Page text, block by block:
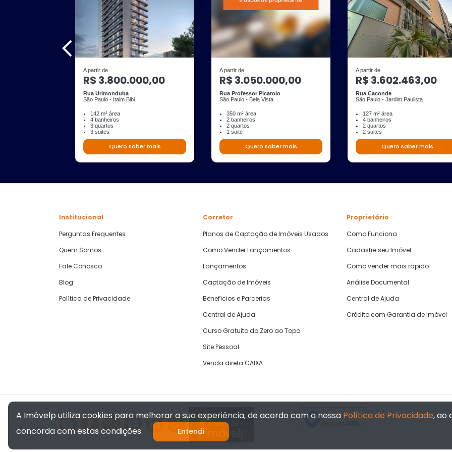
A partir de
R$ 3.800.000,00
Rua Urimonduba
São Paulo - Itaim Bibi
142 m² área
4 banheiros
3 quartos
3 suites
Quero saber mais
A partir de
R$ 3.050.000,00
Rua Professor Picarolo
São Paulo - Bela Vista
350 m² área
2 banheiros
2 quartos
1 suite
Quero saber mais
A partir de
R$ 3.602.463,00
Rua Caconde
São Paulo - Jardim Paulista
127 m² área
4 banheiros
2 quartos
2 suites
Quero saber mais
Institucional
Perguntas Frequentes
Quem Somos
Fale Conosco
Blog
Política de Privacidade
Corretor
Planos de Captação de Imóveis Usados
Como Vender Lançamentos
Lançamentos
Captação de Imóveis
Benefícios e Parcerias
Central de Ajuda
Curso Gratuito do Zero ao Topo
Site Pessoal
Venda direta CAIXA
Proprietário
Como Funciona
Cadastre seu Imóvel
Como vender mais rápido
Análise Documental
Central de Ajuda
Crédito com Garantia de Imóvel
Verificada por
A Imóvelp utiliza cookies para melhorar a sua experiência, de acordo com a nossa Política de Privacidade, ao
concorda com estas condições.
Entendi